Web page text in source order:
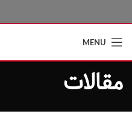
MENU
مقالات